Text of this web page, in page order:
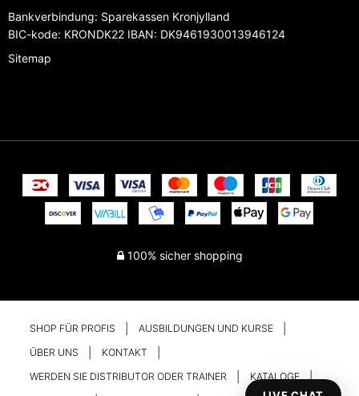
Bankverbindung: Sparekassen Kronjylland
BIC-kode: KRONDK22 IBAN: DK9461930013946124
Sitemap
100% sicher shopping
SHOP FÜR PROFIS AUSBILDUNGEN UND KURSE
ÜBER UNS KONTAKT
WERDEN SIE DISTRIBUTOR ODER TRAINER KATALOGE